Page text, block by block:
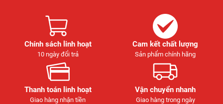
Chính sách linh hoạt
10 ngày đổi trả
Cam kết chất lượng
Sản phẩm chính hãng
Thanh toán linh hoạt
Giao hàng nhận tiền
Vận chuyển nhanh
Giao hàng trong ngày